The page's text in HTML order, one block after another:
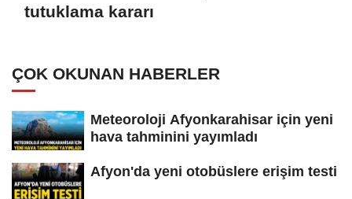
tutuklama kararı
ÇOK OKUNAN HABERLER
Meteoroloji Afyonkarahisar için yeni
hava tahminini yayımladı
Afyon'da yeni otobüslere erişim testi